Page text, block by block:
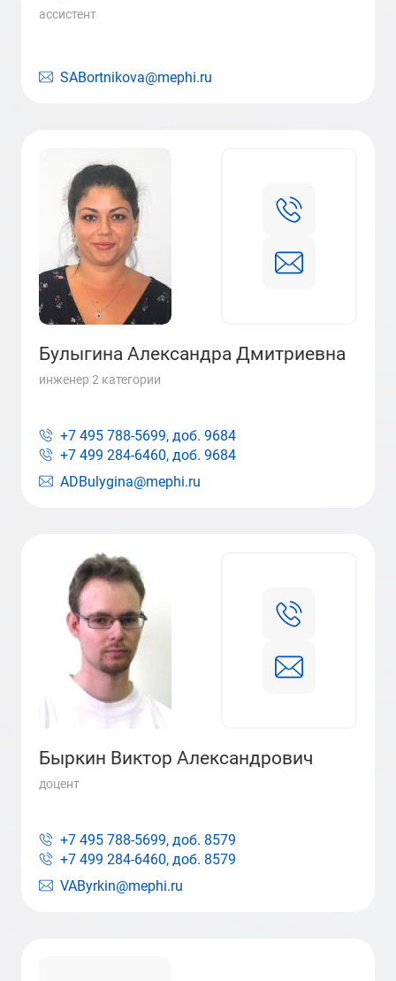
ассистент
SABortnikova@mephi.ru
Булыгина Александра Дмитриевна
инженер 2 категории
ADBulygina@mephi.ru
+7 495 788-5699, доб. 9684
+7 499 284-6460, доб. 9684
Быркин Виктор Александрович
доцент
VAByrkin@mephi.ru
+7 495 788-5699, доб. 8579
+7 499 284-6460, доб. 8579